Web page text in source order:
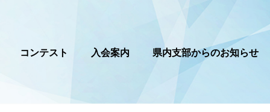
コンテスト 入会案内 県内支部からのお知らせ